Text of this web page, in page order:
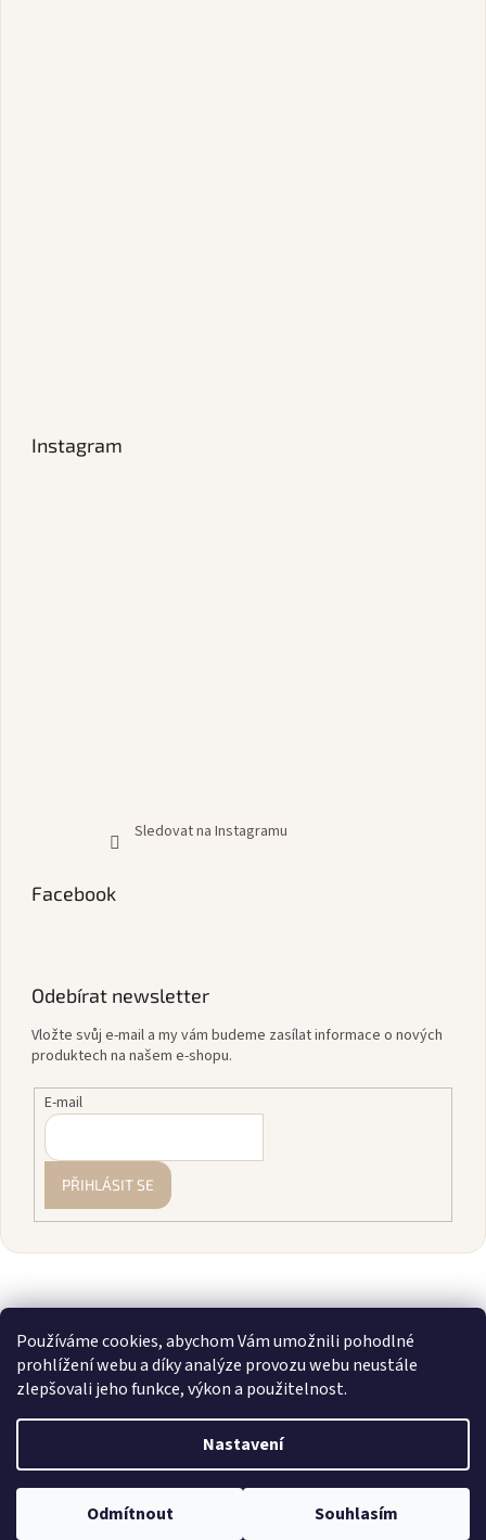
Používáme cookies, abychom Vám umožnili pohodlné
prohlížení webu a díky analýze provozu webu neustále
zlepšovali jeho funkce, výkon a použitelnost.
Nastavení
Odmítnout Souhlasím
💎 Staňte se členkou našeho VIP klubu! Registrujte se, sčítáme vám
Instagram
Sledovat na Instagramu
Facebook
Odebírat newsletter
Vložte svůj e-mail a my vám budeme zasílat informace o nových
produktech na našem e-shopu.
E-mail
PŘIHLÁSIT SE
Vytvořil Shoptet
Copyright 2026zavodnice.cz. Všechna práva vyhrazena.Upravit